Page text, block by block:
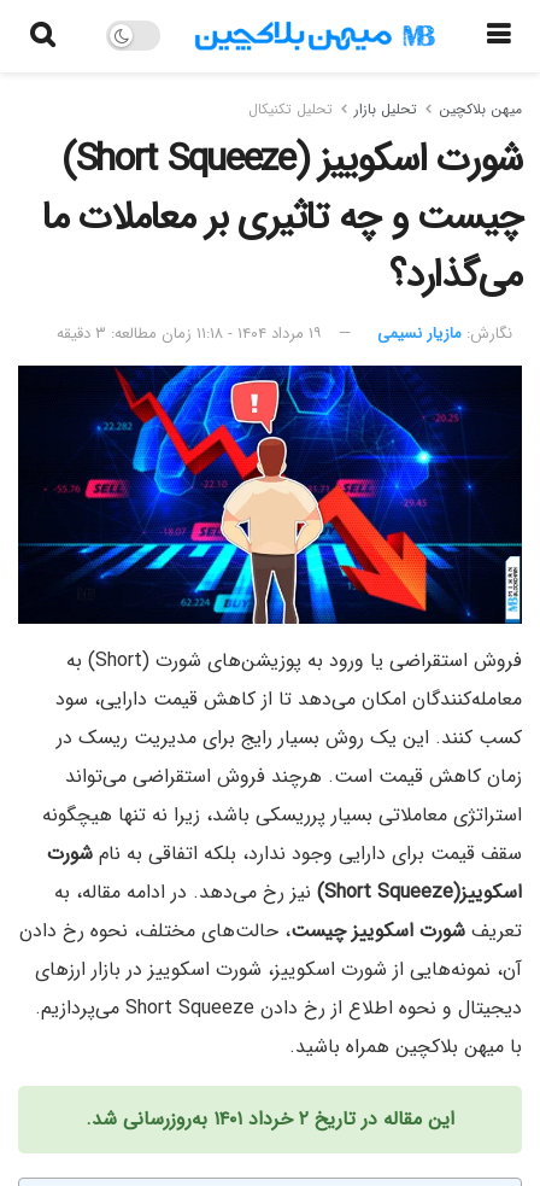
میهن بلاکچین تحلیل بازار تحلیل تکنیکال
شورت اسکوییز (Short Squeeze)
چیست و چه تاثیری بر معاملات ما
می‌گذارد؟
نگارش:‌ مازیار نسیمی ۱۹ مرداد ۱۴۰۴ - ۱۱:۱۸ زمان مطالعه: ۳ دقیقه
فروش استقراضی یا ورود به پوزیشن‌های شورت (Short) به
معامله‌کنندگان امکان می‌دهد تا از کاهش قیمت دارایی، سود
کسب کنند. این یک روش بسیار رایج برای مدیریت ریسک در
زمان کاهش قیمت است. هرچند فروش استقراضی می‌تواند
استراتژی معاملاتی بسیار پرریسکی باشد، زیرا نه تنها هیچگونه
سقف قیمت برای دارایی وجود ندارد، بلکه اتفاقی به نام شورت
اسکوییز(Short Squeeze)
نیز رخ می‌دهد. در ادامه مقاله، به
تعریف شورت اسکوییز چیست، حالت‌های مختلف، نحوه رخ دادن
آن، نمونه‌هایی از شورت اسکوییز، شورت اسکوییز در بازار ارزهای
دیجیتال و نحوه اطلاع از رخ دادن Short Squeeze می‌پردازیم.
با میهن بلاکچین همراه باشید.
این مقاله در تاریخ ۲ خرداد ۱۴۰۱ به‌روزرسانی شد.